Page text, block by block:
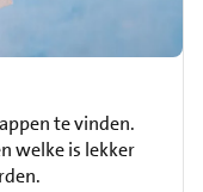
te vinden.
welke is lekker